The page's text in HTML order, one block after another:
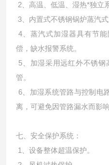
2、高温、低温、湿热*独立
3、内置式不锈钢锅炉蒸汽式
4、蒸汽式加湿器具有节
偿，缺水报警系统。
5、加湿采用远红外不锈钢
管。
6、加湿系统管路与控制电
离，可避免因管路漏水而影
七、安全保护系统：
1、设备整体超温保护。